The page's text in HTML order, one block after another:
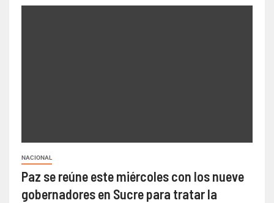
NACIONAL
Paz se reúne este miércoles con los nueve
gobernadores en Sucre para tratar la